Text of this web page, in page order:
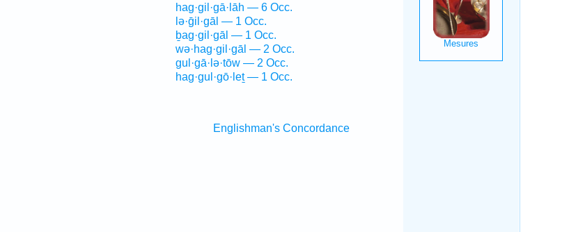
hag·gil·gā·lāh — 6 Occ.
lə·ḡil·gāl — 1 Occ.
ḇag·gil·gāl — 1 Occ.
wə·hag·gil·gāl — 2 Occ.
gul·gā·lə·tōw — 2 Occ.
hag·gul·gō·leṯ — 1 Occ.
Englishman's Concordance